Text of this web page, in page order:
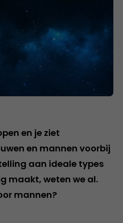
en je ziet
en mannen voorbij
aan ideale types
maakt, weten we al.
mannen?